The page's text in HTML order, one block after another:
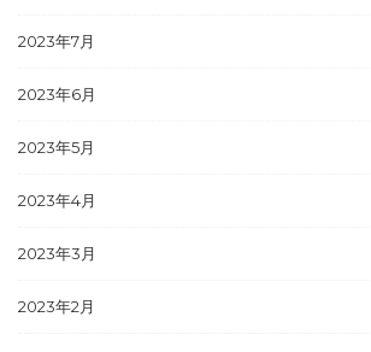
2023年7月
2023年6月
2023年5月
2023年4月
2023年3月
2023年2月